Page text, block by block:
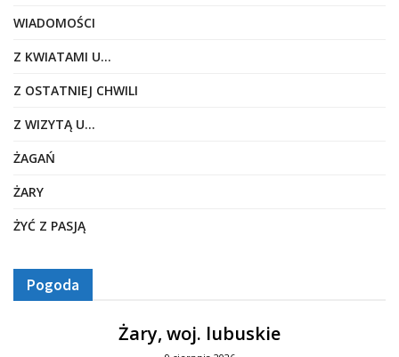
WIADOMOŚCI
Z KWIATAMI U…
Z OSTATNIEJ CHWILI
Z WIZYTĄ U…
ŻAGAŃ
ŻARY
ŻYĆ Z PASJĄ
Pogoda
Żary, woj. lubuskie